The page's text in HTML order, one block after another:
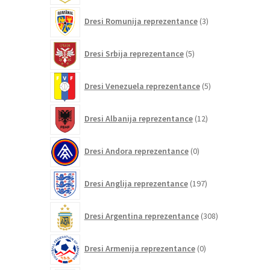
Dresi Romunija reprezentance 3izdelki
Dresi Srbija reprezentance 5izdelkov
Dresi Venezuela reprezentance 5izdelkov
Dresi Albanija reprezentance 12izdelkov
Dresi Andora reprezentance 0izdelkov
Dresi Anglija reprezentance 197izdelkov
Dresi Argentina reprezentance 308izdelkov
Dresi Armenija reprezentance 0izdelkov